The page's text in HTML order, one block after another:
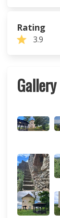
Rating
3.9
Gallery